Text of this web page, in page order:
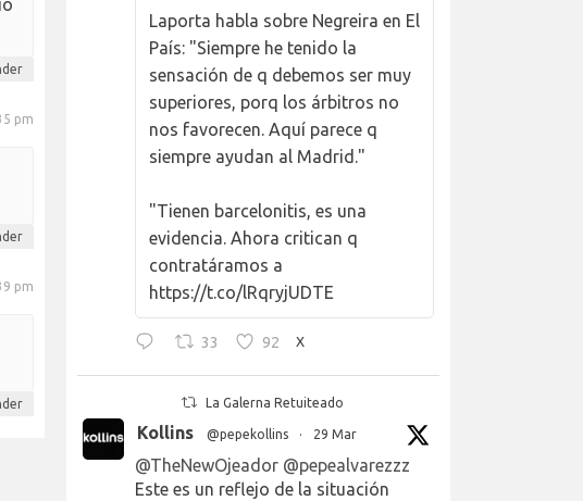
pm
pm
Laporta habla sobre Negreira en El
País: "Siempre he tenido la
sensación de q debemos ser muy
superiores, porq los árbitros no
nos favorecen. Aquí parece q
siempre ayudan al Madrid."
"Tienen barcelonitis, es una
evidencia. Ahora critican q
contratáramos a
https://t.co/lRqryjUDTE
33 92 X
La Galerna Retuiteado
Kollins @pepekollins · 29 Mar
@TheNewOjeador @pepealvarezzz
Este es un reflejo de la situación